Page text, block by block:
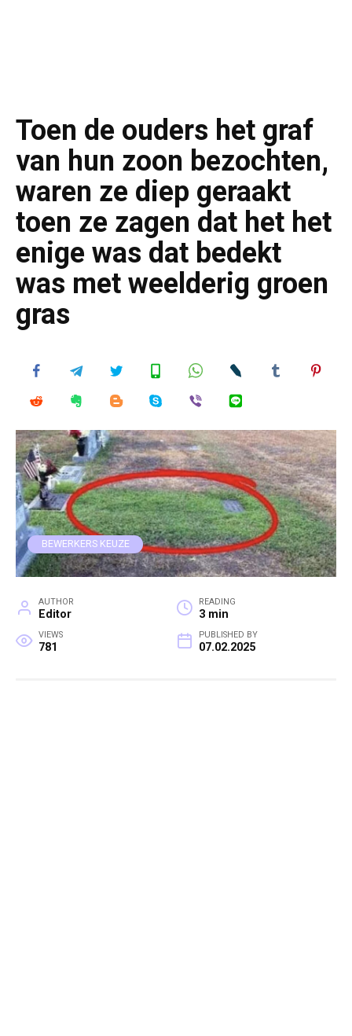
Toen de ouders het graf
van hun zoon bezochten,
waren ze diep geraakt
toen ze zagen dat het het
enige was dat bedekt
was met weelderig groen
gras
BEWERKERS KEUZE
AUTHOR
Editor
READING
3 min
VIEWS
781
PUBLISHED BY
07.02.2025